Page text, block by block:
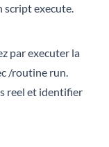
script execute.
par executer la
/routine run.
reel et identifier